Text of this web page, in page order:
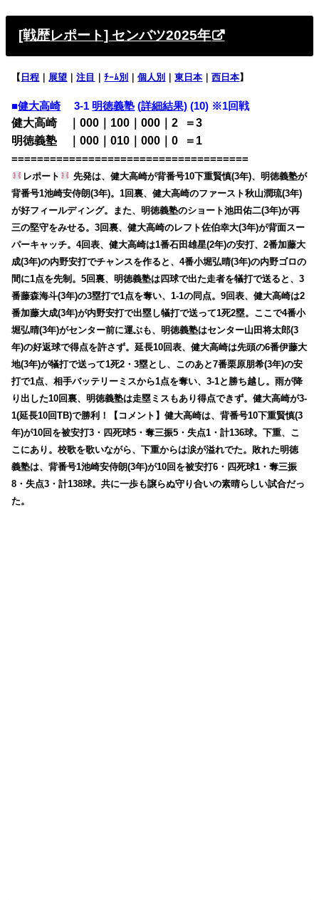
[戦歴レポート] センバツ2025年
【 日程 展望 ｜注目 ｜ﾁｰﾑ別 ｜個人別 ｜東日本 ｜西日本】
■健大高崎3-1 明徳義塾 (詳細結果) (10) ※1回戦
健大高崎 ｜000｜100｜000｜2
＝3
明徳義塾 ｜000｜010｜000｜0
＝1
=====================================
レポート
先発は、健大高崎が背番号10下重賢慎(3年)、明徳義塾が
背番号1池崎安侍朗(3年)。1回裏、健大高崎のファースト秋山潤琉(3年)
が好フィールディング。また、明徳義塾のショート池田佑二(3年)が再
三の堅守をみせる。3回裏、健大高崎のレフト佐伯幸大(3年)が背面スー
パーキャッチ。4回表、健大高崎は1番石田雄星(2年)の安打、2番加藤大
成(3年)の内野安打でチャンスを作ると、4番小堀弘晴(3年)の内野ゴロの
間に1点を先制。5回裏、明徳義塾は四球で出た走者を犠打で送ると、3
番藤森海斗(3年)の3塁打で1点を奪い、1-1の同点。9回表、健大高崎は2
番加藤大成(3年)が内野安打で出塁し犠打で送って1死2塁。ここで4番小
堀弘晴(3年)がセンター前に運ぶも、明徳義塾はセンター山田将太郎(3
年)の好返球で得点を許さず。延長10回表、健大高崎は先頭の6番伊藤大
地(3年)が犠打で送って1死2・3塁とし、このあと7番栗原朋希(3年)の安
打で1点、相手バッテリーミスから1点を奪い、3-1と勝ち越し。雨が降
り出した10回裏、明徳義塾は走塁ミスもあり得点できず。健大高崎が3-
1(延長10回TB)で勝利！【コメント】健大高崎は、背番号10下重賢慎(3
年)が10回を被安打3・四死球5・奪三振5・失点1・計136球。下重、こ
こにあり。校歌を歌いながら、下重からは涙が溢れでた。敗れた明徳
義塾は、背番号1池崎安侍朗(3年)が10回を被安打6・四死球1・奪三振
8・失点3・計138球。共に一歩も譲らぬ守り合いの素晴らしい試合だっ
た。